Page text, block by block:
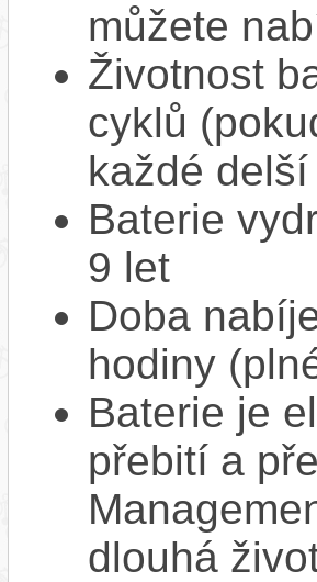
můžete
Životnost
cyklů
každé
Baterie
9 let
Doba
hodiny
Baterie je
přebití a
dlouhá